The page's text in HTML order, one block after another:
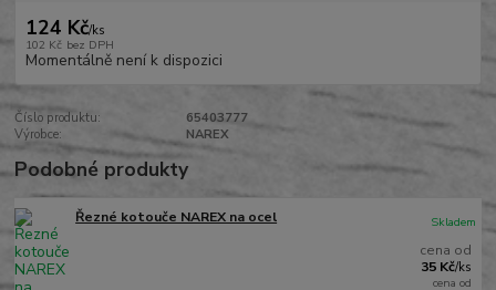
124 Kč/ks
102 Kč bez DPH
Momentálně není k dispozici
Číslo produktu:
65403777
Výrobce:
NAREX
Podobné produkty
Řezné kotouče NAREX na ocel
cena od
35 Kč/ks
cena od
Skladem